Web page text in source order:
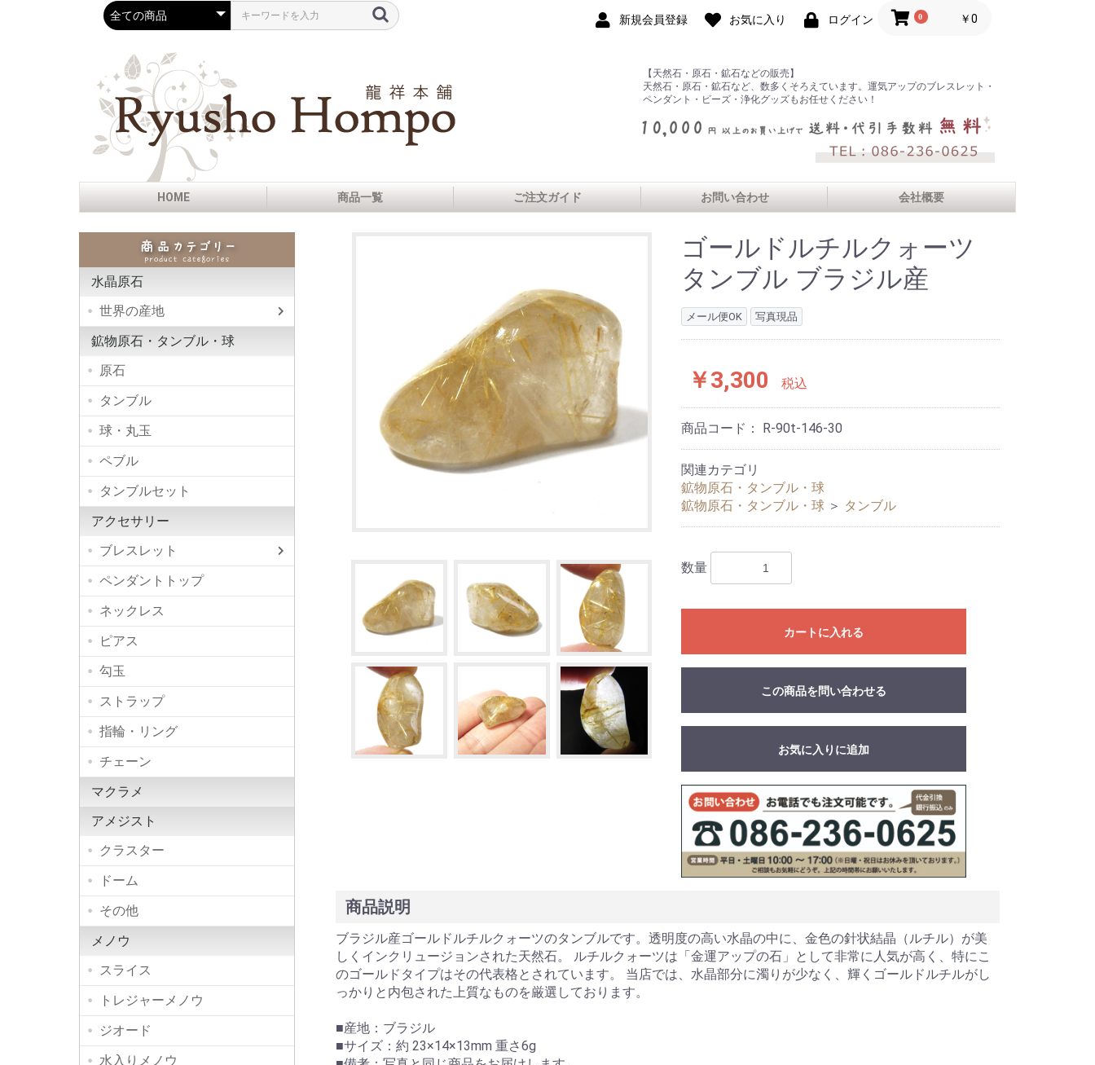
新規会員登録 お気に入り ログイン 0 ￥0
【天然石・原石・鉱石などの販売】
天然石・原石・鉱石など、数多くそろえています。運気アップのブレスレット・
ペンダント・ビーズ・浄化グッズもお任せください！
HOME 商品一覧 ご注文ガイド お問い合わせ 会社概要
水晶原石
世界の産地
鉱物原石・タンブル・球
原石
タンブル
球・丸玉
ペブル
タンブルセット
アクセサリー
ブレスレット
ペンダントトップ
ネックレス
ピアス
勾玉
ストラップ
指輪・リング
チェーン
マクラメ
アメジスト
クラスター
ドーム
その他
メノウ
スライス
トレジャーメノウ
ジオード
水入りメノウ
ゴールドルチルクォーツ
タンブル ブラジル産
メール便OK 写真現品
￥3,300 税込
商品コード： R-90t-146-30
関連カテゴリ
鉱物原石・タンブル・球
鉱物原石・タンブル・球 ＞ タンブル
数量
カートに入れる
この商品を問い合わせる
お気に入りに追加
商品説明
ブラジル産ゴールドルチルクォーツのタンブルです。透明度の高い水晶の中に、金色の針状結晶（ルチル）が美
しくインクリュージョンされた天然石。 ルチルクォーツは「金運アップの石」として非常に人気が高く、特にこ
のゴールドタイプはその代表格とされています。 当店では、水晶部分に濁りが少なく、輝くゴールドルチルがし
っかりと内包された上質なものを厳選しております。
■産地：ブラジル
■サイズ：約 23×14×13mm 重さ6g